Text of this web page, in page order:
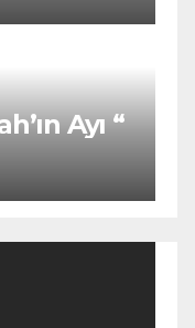
Ayı “